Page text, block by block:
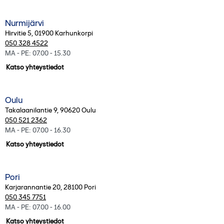
Nurmijärvi
Hirvitie 5,01900 Karhunkorpi
050 328 4522
MA - PE: 07.00 - 15.30
Katso yhteystiedot
Oulu
Takalaanilantie 9,90620Oulu
050 521 2362
MA - PE: 07.00 - 16.30
Katso yhteystiedot
Pori
Karjarannantie 20,28100 Pori
050 345 7751
MA - PE: 07.00 - 16.00
Katso yhteystiedot